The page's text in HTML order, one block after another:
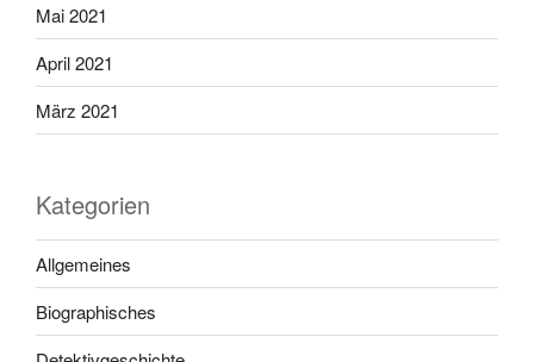
Mai 2021
April 2021
März 2021
Kategorien
Allgemeines
Biographisches